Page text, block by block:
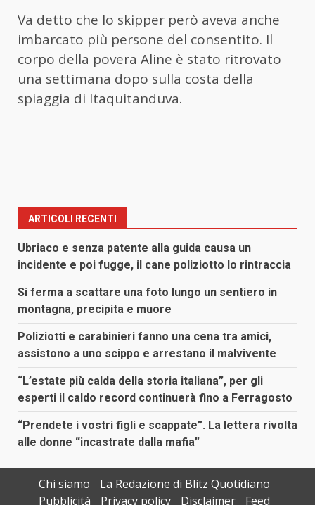
Va detto che lo skipper però aveva anche
imbarcato più persone del consentito. Il
corpo della povera Aline è stato ritrovato
una settimana dopo sulla costa della
spiaggia di Itaquitanduva.
ARTICOLI RECENTI
Ubriaco e senza patente alla guida causa un
incidente e poi fugge, il cane poliziotto lo rintraccia
Si ferma a scattare una foto lungo un sentiero in
montagna, precipita e muore
Poliziotti e carabinieri fanno una cena tra amici,
assistono a uno scippo e arrestano il malvivente
“L’estate più calda della storia italiana”, per gli
esperti il caldo record continuerà fino a Ferragosto
“Prendete i vostri figli e scappate”. La lettera rivolta
alle donne “incastrate dalla mafia”
Chi siamo
La Redazione di Blitz Quotidiano
Pubblicità
Privacy policy Disclaimer Feed